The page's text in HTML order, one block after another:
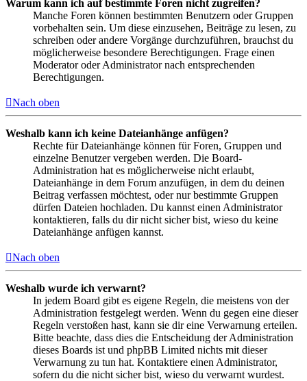
Warum kann ich auf bestimmte Foren nicht zugreifen?
Manche Foren können bestimmten Benutzern oder Gruppen
vorbehalten sein. Um diese einzusehen, Beiträge zu lesen, zu
schreiben oder andere Vorgänge durchzuführen, brauchst du
möglicherweise besondere Berechtigungen. Frage einen
Moderator oder Administrator nach entsprechenden
Berechtigungen.
Nach oben
Weshalb kann ich keine Dateianhänge anfügen?
Rechte für Dateianhänge können für Foren, Gruppen und
einzelne Benutzer vergeben werden. Die Board-
Administration hat es möglicherweise nicht erlaubt,
Dateianhänge in dem Forum anzufügen, in dem du deinen
Beitrag verfassen möchtest, oder nur bestimmte Gruppen
dürfen Dateien hochladen. Du kannst einen Administrator
kontaktieren, falls du dir nicht sicher bist, wieso du keine
Dateianhänge anfügen kannst.
Nach oben
Weshalb wurde ich verwarnt?
In jedem Board gibt es eigene Regeln, die meistens von der
Administration festgelegt werden. Wenn du gegen eine dieser
Regeln verstoßen hast, kann sie dir eine Verwarnung erteilen.
Bitte beachte, dass dies die Entscheidung der Administration
dieses Boards ist und phpBB Limited nichts mit dieser
Verwarnung zu tun hat. Kontaktiere einen Administrator,
sofern du die nicht sicher bist, wieso du verwarnt wurdest.